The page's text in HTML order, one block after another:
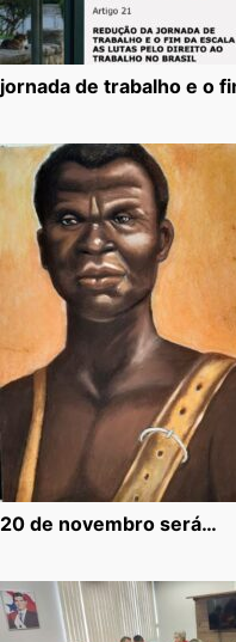
jornada de trabalho e o
20 de novembro será…